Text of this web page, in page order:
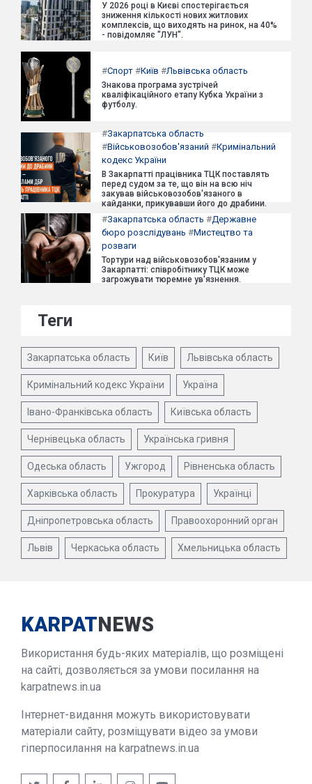
У 2026 році в Києві спостерігається
зниження кількості нових житлових
комплексів, що виходять на ринок, на 40%
- повідомляє "ЛУН".
#Спорт #Київ #Львівська область
Знакова програма зустрічей
кваліфікаційного етапу Кубка України з
футболу.
#Закарпатська область
#Військовозобов'язаний #Кримінальний
кодекс України
В Закарпатті працівника ТЦК поставлять
перед судом за те, що він на всю ніч
закував військовозобов'язаного в
кайданки, прикувавши його до драбини.
#Закарпатська область #Державне
бюро розслідувань #Мистецтво та
розваги
Тортури над військовозобов'язаним у
Закарпатті: співробітнику ТЦК може
загрожувати тюремне ув'язнення.
Теги
Закарпатська область Київ Львівська область
Кримінальний кодекс України Україна
Івано-Франківська область Київська область
Чернівецька область Українська гривня
Одеська область Ужгород Рівненська область
Харківська область Прокуратура Українці
Дніпропетровська область Правоохоронний орган
Львів Черкаська область Хмельницька область
KARPATNEWS
Використання будь-яких матеріалів, що розміщені
на сайті, дозволяється за умови посилання на
karpatnews.in.ua
Інтернет-видання можуть використовувати
матеріали сайту, розміщувати відео за умови
гіперпосилання на karpatnews.in.ua